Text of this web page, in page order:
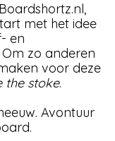
met het idee
en
zo anderen
voor deze
the stoke.
Avontuur